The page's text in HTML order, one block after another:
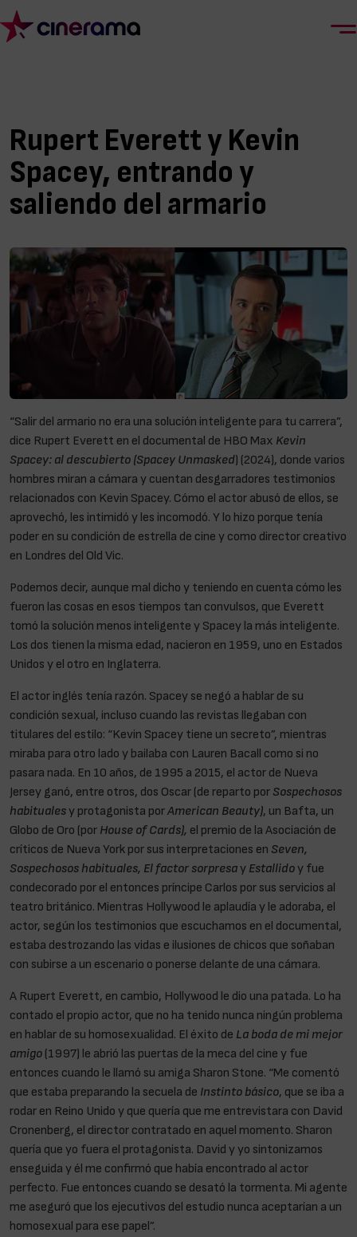
Rupert Everett y Kevin
Spacey, entrando y
saliendo del armario
“Salir del armario no era una solución inteligente para tu carrera”,
dice Rupert Everett en el documental de HBO Max Kevin
Spacey: al descubierto (Spacey Unmasked) (2024), donde varios
hombres miran a cámara y cuentan desgarradores testimonios
relacionados con Kevin Spacey. Cómo el actor abusó de ellos, se
aprovechó, les intimidó y les incomodó. Y lo hizo porque tenía
poder en su condición de estrella de cine y como director creativo
en Londres del Old Vic.
Podemos decir, aunque mal dicho y teniendo en cuenta cómo les
fueron las cosas en esos tiempos tan convulsos, que Everett
tomó la solución menos inteligente y Spacey la más inteligente.
Los dos tienen la misma edad, nacieron en 1959, uno en Estados
Unidos y el otro en Inglaterra.
El actor inglés tenía razón. Spacey se negó a hablar de su
condición sexual, incluso cuando las revistas llegaban con
titulares del estilo: “Kevin Spacey tiene un secreto”, mientras
miraba para otro lado y bailaba con Lauren Bacall como si no
pasara nada. En 10 años, de 1995 a 2015, el actor de Nueva
Jersey ganó, entre otros, dos Oscar (de reparto por Sospechosos
habitualesy protagonista porAmerican Beauty), un Bafta, un
Globo de Oro (por House of Cards), el premio de la Asociación de
críticos de Nueva York por sus interpretaciones en Seven,
Sospechosos habituales, El factor sorpresay Estallidoy fue
condecorado por el entonces príncipe Carlos por sus servicios al
teatro británico. Mientras Hollywood le aplaudía y le adoraba, el
actor, según los testimonios que escuchamos en el documental,
estaba destrozando las vidas e ilusiones de chicos que soñaban
con subirse a un escenario o ponerse delante de una cámara.
A Rupert Everett, en cambio, Hollywood le dio una patada. Lo ha
contado el propio actor, que no ha tenido nunca ningún problema
en hablar de su homosexualidad. El éxito de La boda de mi mejor
amigo (1997) le abrió las puertas de la meca del cine y fue
entonces cuando le llamó su amiga Sharon Stone. “Me comentó
que estaba preparando la secuela de Instinto básico, que se iba a
rodar en Reino Unido y que quería que me entrevistara con David
Cronenberg, el director contratado en aquel momento. Sharon
quería que yo fuera el protagonista. David y yo sintonizamos
enseguida y él me confirmó que había encontrado al actor
perfecto. Fue entonces cuando se desató la tormenta. Mi agente
me aseguró que los ejecutivos del estudio nunca aceptarían a un
homosexual para ese papel”.